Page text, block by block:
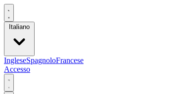
Italiano
IngleseSpagnoloFrancese
Accesso